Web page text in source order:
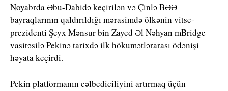
Noyabrda Əbu-Dabidə keçirilən və Çinlə BƏƏ
bayraqlarının qaldırıldığı mərasimdə ölkənin vitse-
prezidenti Şeyx Mənsur bin Zayed Əl Nəhyan mBridge
vasitəsilə Pekinə tarixdə ilk hökumətlərarası ödənişi
həyata keçirdi.
Pekin platformanın cəlbediciliyini artırmaq üçün